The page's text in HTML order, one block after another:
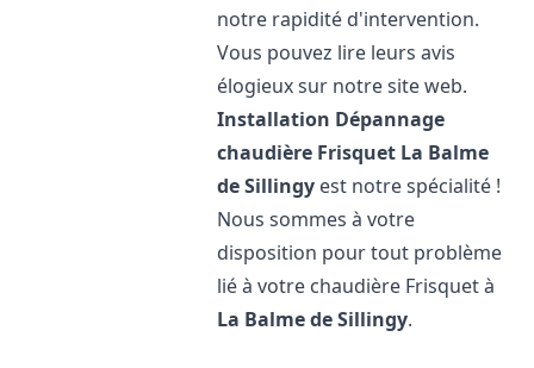
notre rapidité d'intervention.
Vous pouvez lire leurs avis
élogieux sur notre site web.
Installation Dépannage
chaudière Frisquet La Balme
de Sillingy est notre spécialité !
Nous sommes à votre
disposition pour tout problème
lié à votre chaudière Frisquet à
La Balme de Sillingy.